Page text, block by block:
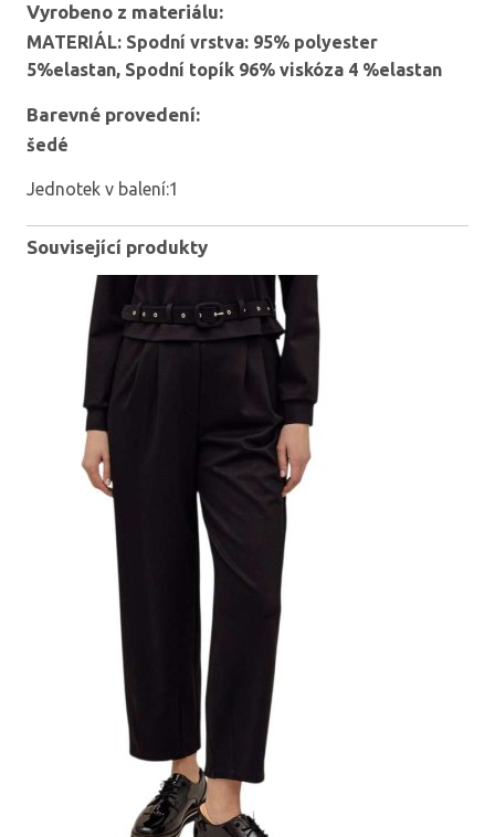
Vyrobeno z materiálu:
MATERIÁL: Spodní vrstva: 95% polyester
5%elastan, Spodní topík 96% viskóza 4 %elastan
Barevné provedení:
šedé
Jednotek v balení:1
Související produkty